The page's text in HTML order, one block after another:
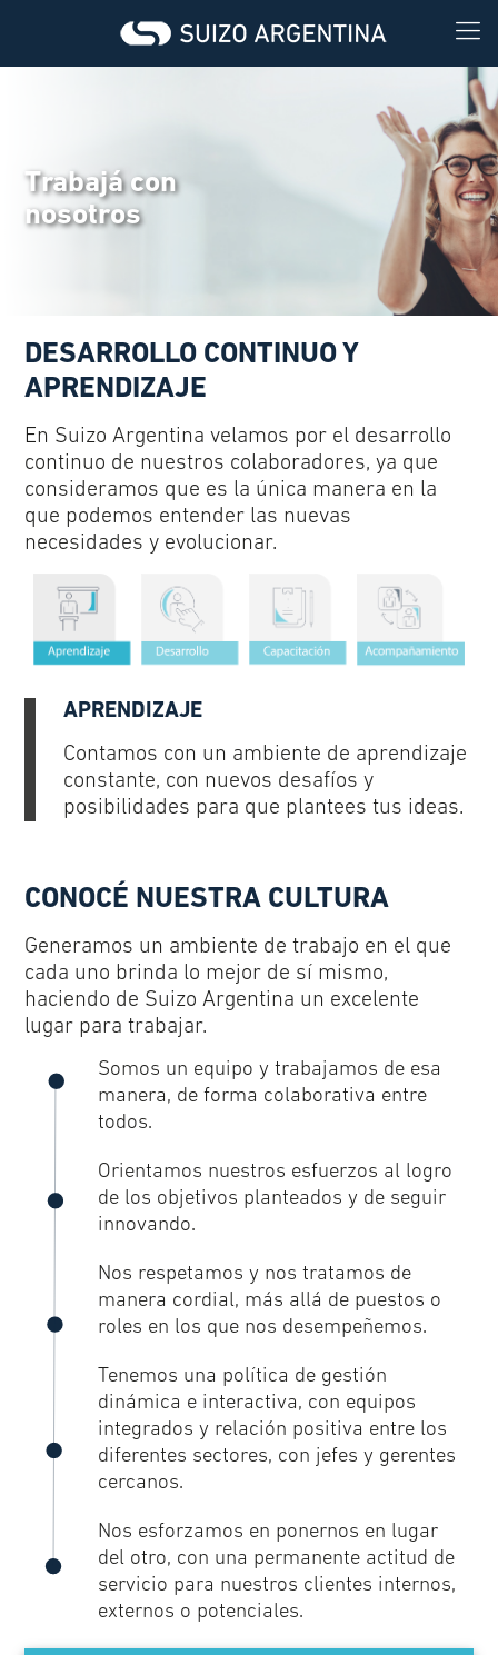
Trabajá con
nosotros
DESARROLLO CONTINUO Y
APRENDIZAJE
En Suizo Argentina velamos por el desarrollo
continuo de nuestros colaboradores, ya que
consideramos que es la única manera en la
que podemos entender las nuevas
necesidades y evolucionar.
APRENDIZAJE
Contamos con un ambiente de aprendizaje
constante, con nuevos desafíos y
posibilidades para que plantees tus ideas.
CONOCÉ NUESTRA CULTURA
Generamos un ambiente de trabajo en el que
cada uno brinda lo mejor de sí mismo,
haciendo de Suizo Argentina un excelente
lugar para trabajar.
Somos un equipo y trabajamos de esa
manera, de forma colaborativa entre
todos.
Orientamos nuestros esfuerzos al logro
de los objetivos planteados y de seguir
innovando.
Nos respetamos y nos tratamos de
manera cordial, más allá de puestos o
roles en los que nos desempeñemos.
Tenemos una política de gestión
dinámica e interactiva, con equipos
integrados y relación positiva entre los
diferentes sectores, con jefes y gerentes
cercanos.
Nos esforzamos en ponernos en lugar
del otro, con una permanente actitud de
servicio para nuestros clientes internos,
externos o potenciales.